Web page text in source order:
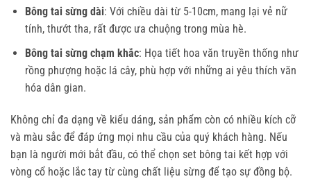
Bông tai sừng dài: Với chiều dài từ 5-10cm, mang lại vẻ nữ
tính, thướt tha, rất được ưa chuộng trong mùa hè.
Bông tai sừng chạm khắc: Họa tiết hoa văn truyền thống như
rồng phượng hoặc lá cây, phù hợp với những ai yêu thích văn
hóa dân gian.
Không chỉ đa dạng về kiểu dáng, sản phẩm còn có nhiều kích cỡ
và màu sắc để đáp ứng mọi nhu cầu của quý khách hàng. Nếu
bạn là người mới bắt đầu, có thể chọn set bông tai kết hợp với
vòng cổ hoặc lắc tay từ cùng chất liệu sừng để tạo sự đồng bộ.